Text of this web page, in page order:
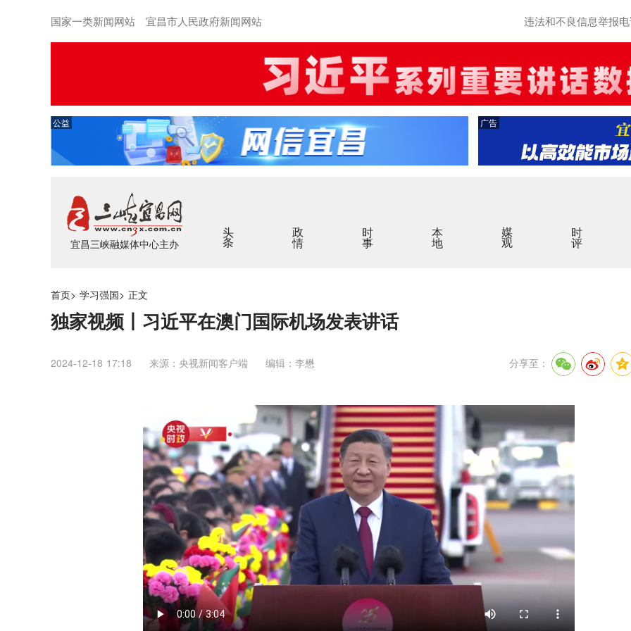
国家一类新闻网站 宜昌市人民政府新闻网站 违法和不良信息举报
公益 广告
宜昌三峡融媒体中心主办
头条 政情 时事 本地 媒观 时评
首页> 学习强国> 正文
独家视频丨习近平在澳门国际机场发表讲话
2024-12-18 17:18 来源：央视新闻客户端 编辑：李懋 分享至：